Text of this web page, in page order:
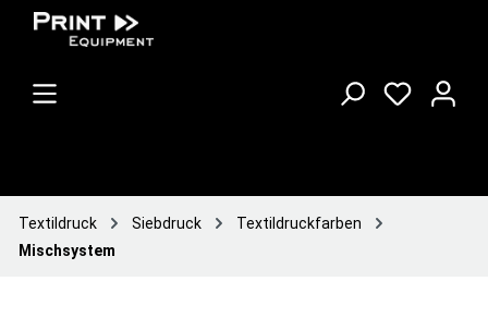
Textildruck Siebdruck
Textildruckfarben
Mischsystem